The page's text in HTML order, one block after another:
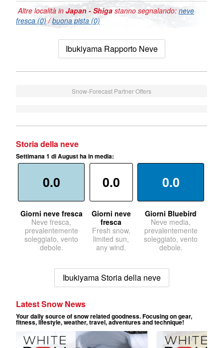
Altre località in Japan - Shiga stanno segnalando: neve
fresca (0)/buona pista (0)
Ibukiyama Rapporto Neve
Snow-Forecast Partner Offers
Storia della neve
Settimana 1 di August ha in media:
0.0
Giorni neve fresca
Neve fresca,
prevalentemente
soleggiato, vento
debole.
0.0
Giorni neve
fresca
Fresh snow,
limited sun,
any wind.
0.0
Giorni Bluebird
Neve media,
prevalentemente
soleggiato, vento
debole.
Ibukiyama Storia della neve